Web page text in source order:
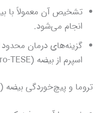
تشخیص آن معمولاً با
انجام می‌شود.
گزینه‌های درمان محدود
اسپرم از بیضه (micro‑TESE) امکان‌پذیر است.
تروما و پیچ‌خوردگی بیضه (Testicular Trauma و Torsion)